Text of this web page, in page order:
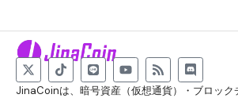
JinaCoinは、暗号資産（仮想通貨）・ブロッ